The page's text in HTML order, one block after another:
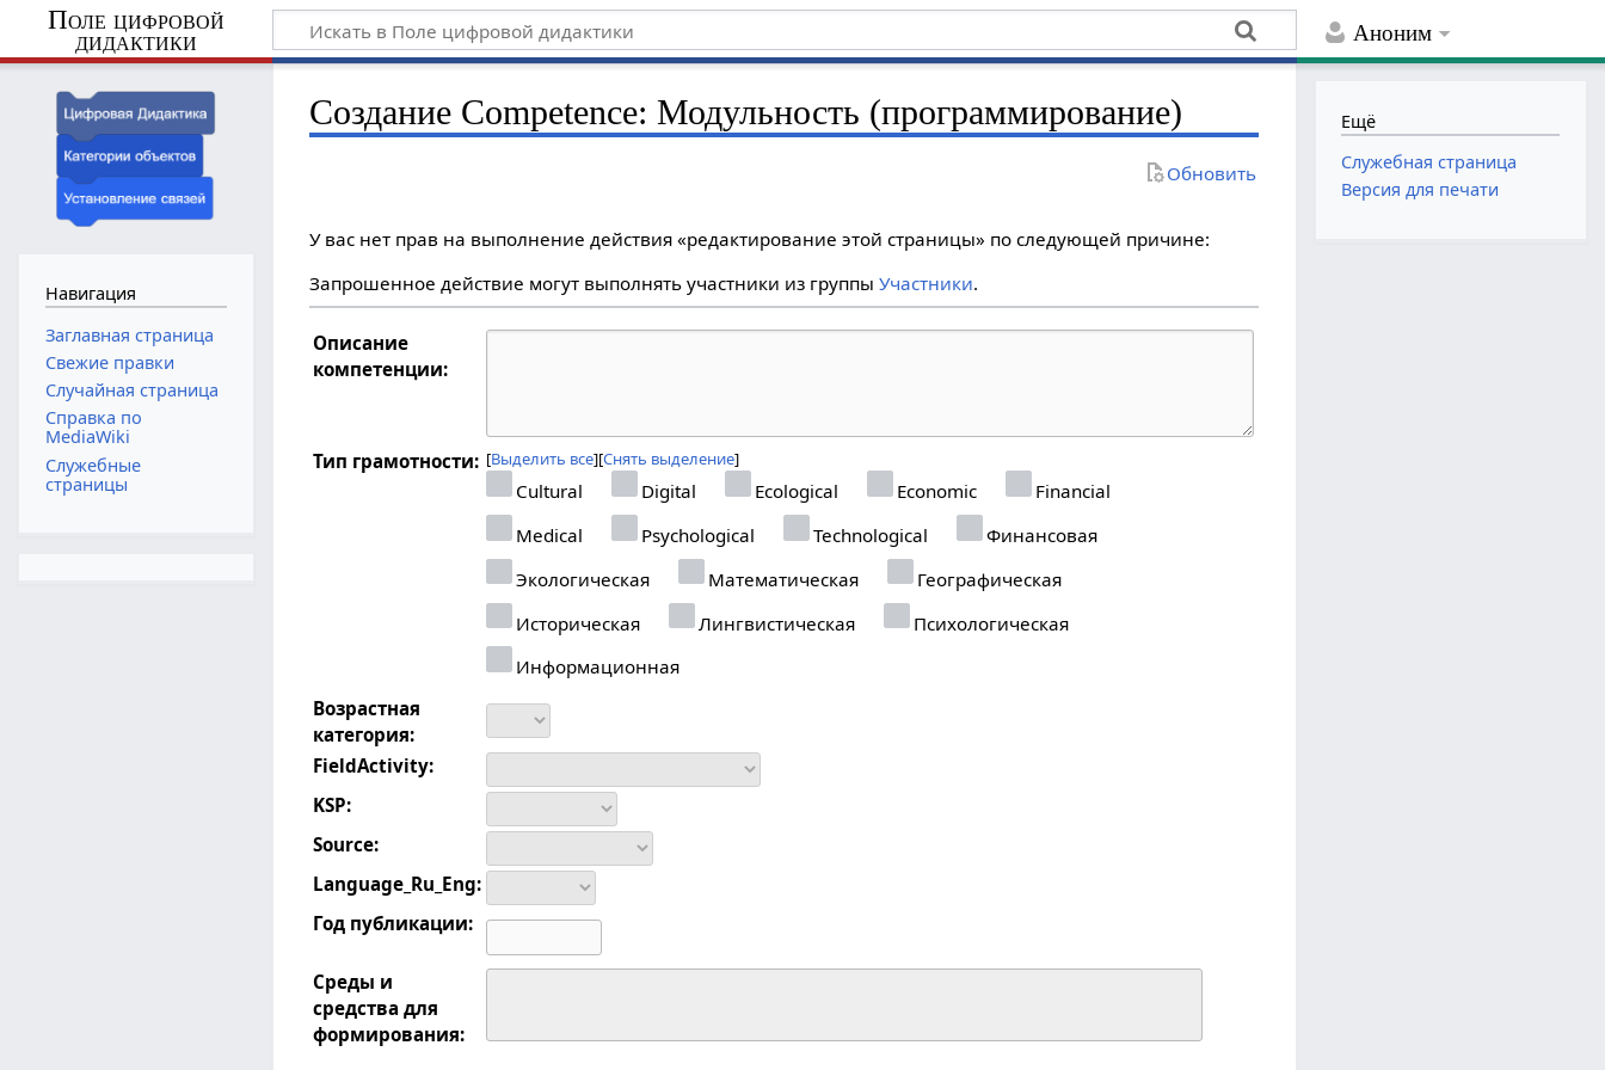
Аноним
Поле цифровой
дидактики
Создание Competence: Модульность (программирование)
Обновить
У вас нет прав на выполнение действия «редактирование этой страницы» по следующей причине:
Запрошенное действие могут выполнять участники из группыУчастники.
Описание
компетенции:
Тип грамотности: Выделить все Снять выделение
Cultural Digital Ecological Economic
Financial
Medical
Psychological Technological
Финансовая
Экологическая
Математическая
Географическая
Историческая
Лингвистическая
Психологическая
Информационная
Возрастная
категория:
FieldActivity:
KSP:
Source:
Language_Ru_Eng:
Год публикации:
Среды и
средства для
формирования:
Навигация
Заглавная страница
Свежие правки
Случайная страница
Справка по
MediaWiki
Служебные
страницы
Ещё
Служебная страница
Версия для печати